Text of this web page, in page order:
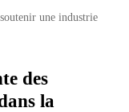
une industrie
des
la